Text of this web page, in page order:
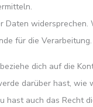
Daten widersprechen.
für die Verarbeitung.
dich auf die
darüber hast, wie
hast auch das Recht